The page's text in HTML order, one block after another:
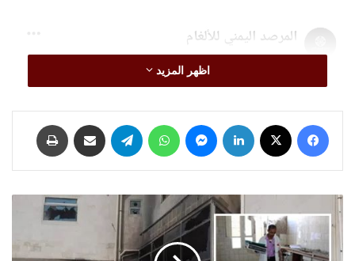
اظهر المزيد
فيسبوك لينكدإن ماسنجر واتساب تيلقرام مشاركة عبر البريد
تحالف
صحي:
والحديدة